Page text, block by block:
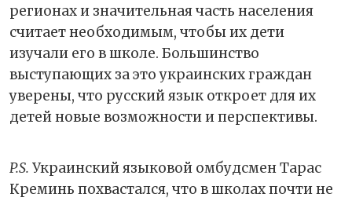
регионах и значительная часть населения
считает необходимым, чтобы их дети
изучали его в школе. Большинство
выступающих за это украинских граждан
уверены, что русский язык откроет для их
детей новые возможности и перспективы.
P.S. Украинский языковой омбудсмен Тарас
Креминь похвастался, что в школах почти не